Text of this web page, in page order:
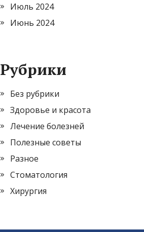
Июль 2024
Июнь 2024
Рубрики
Без рубрики
Здоровье и красота
Лечение болезней
Полезные советы
Разное
Стоматология
Хирургия